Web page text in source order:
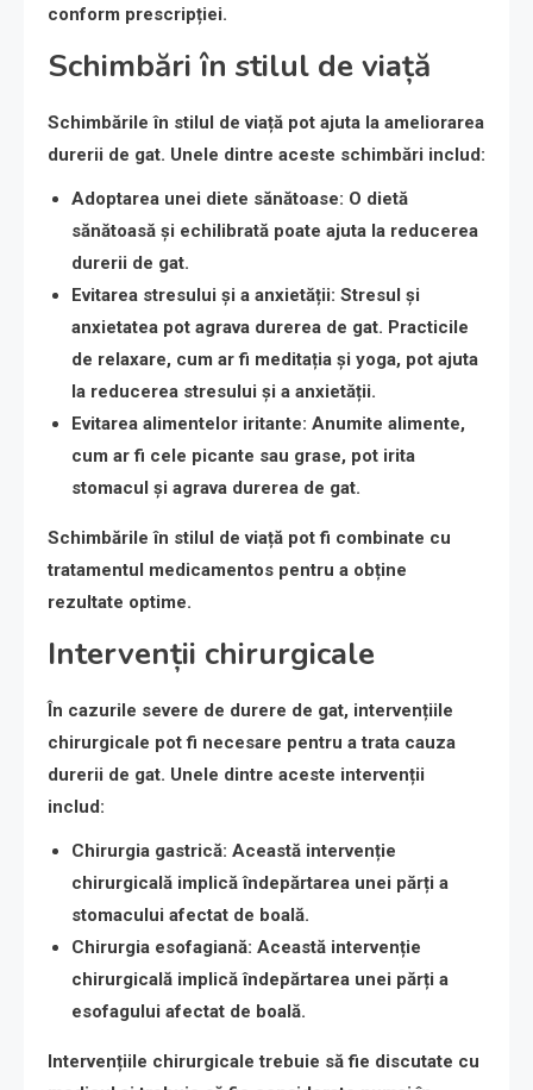
conform prescripției.
Schimbări în stilul de viață
Schimbările în stilul de viață pot ajuta la ameliorarea
durerii de gat. Unele dintre aceste schimbări includ:
Adoptarea unei diete sănătoase: O dietă
sănătoasă și echilibrată poate ajuta la reducerea
durerii de gat.
Evitarea stresului și a anxietății: Stresul și
anxietatea pot agrava durerea de gat. Practicile
de relaxare, cum ar fi meditația și yoga, pot ajuta
la reducerea stresului și a anxietății.
Evitarea alimentelor iritante: Anumite alimente,
cum ar fi cele picante sau grase, pot irita
stomacul și agrava durerea de gat.
Schimbările în stilul de viață pot fi combinate cu
tratamentul medicamentos pentru a obține
rezultate optime.
Intervenții chirurgicale
În cazurile severe de durere de gat, intervențiile
chirurgicale pot fi necesare pentru a trata cauza
durerii de gat. Unele dintre aceste intervenții
includ:
Chirurgia gastrică: Această intervenție
chirurgicală implică îndepărtarea unei părți a
stomacului afectat de boală.
Chirurgia esofagiană: Această intervenție
chirurgicală implică îndepărtarea unei părți a
esofagului afectat de boală.
Intervențiile chirurgicale trebuie să fie discutate cu